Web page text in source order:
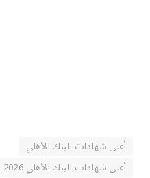
أعلى شهادات البنك الأهلي
أعلى شهادات البنك الأهلي 2026 لمدة 3 سنوات